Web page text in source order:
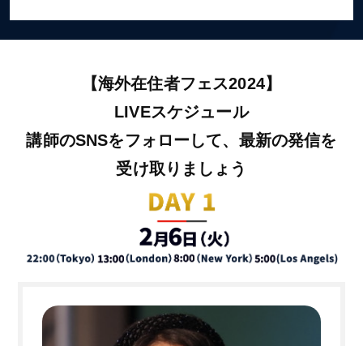
【海外在住者フェス2024】
LIVEスケジュール
講師のSNSをフォローして、最新の発信を
受け取りましょう